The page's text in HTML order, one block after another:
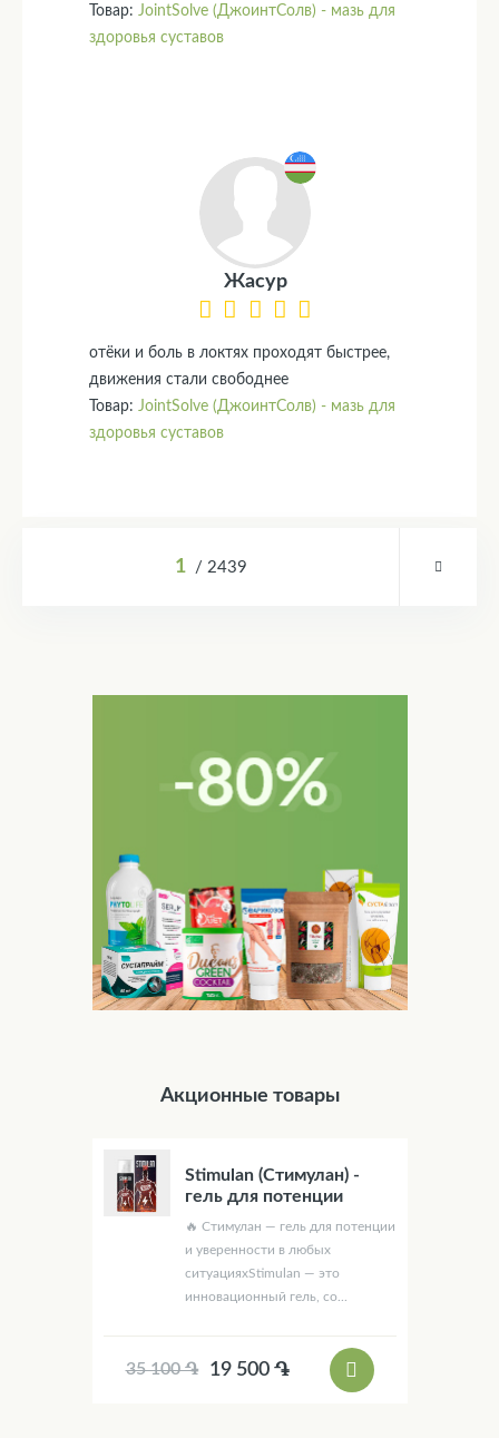
Товар: JointSolve (ДжоинтСолв) - мазь для
здоровья суставов
Жасур
отёки и боль в локтях проходят быстрее,
движения стали свободнее
Товар: JointSolve (ДжоинтСолв) - мазь для
здоровья суставов
1 2439
Акционные товары
Stimulan (Стимулан) -
гель для потенции
🔥 Стимулан — гель для потенции
и уверенности в любых
ситуацияхStimulan — это
инновационный гель, со...
35 100 ֏ 19 500 ֏